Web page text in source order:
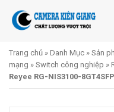
Trang chủ » Danh Mục » Sản
mạng » Switch công nghiệp »
Reyee RG-NIS3100-